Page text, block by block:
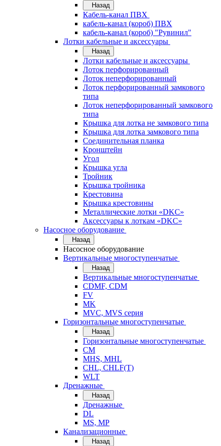
Назад
Кабель-канал ПВХ
кабель-канал (короб) ПВХ
кабель-канал (короб) "Рувинил"
Лотки кабельные и аксессуары
Назад
Лотки кабельные и аксессуары
Лоток перфорированный
Лоток неперфорированный
Лоток перфорированный замкового
типа
Лоток неперфорированный замкового
типа
Крышка для лотка не замкового типа
Крышка для лотка замкового типа
Соединительная планка
Кронштейн
Угол
Крышка угла
Тройник
Крышка тройника
Крестовина
Крышка крестовины
Металлические лотки «DKC»
Аксессуары к лоткам «DKC»
Насосное оборудование
Назад
Насосное оборудование
Вертикальные многоступенчатые
Назад
Вертикальные многоступенчатые
CDMF, CDM
FV
MK
MVC, MVS серия
Горизонтальные многоступенчатые
Назад
Горизонтальные многоступенчатые
CM
MHS, MHL
CHL, CHLF(T)
WLT
Дренажные
Назад
Дренажные
DL
MS, MP
Канализационные
Назад